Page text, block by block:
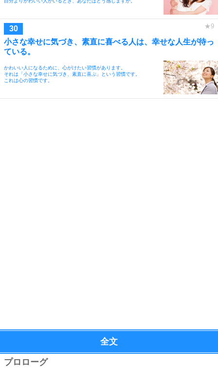
小さな幸せに気づき、素直に喜べる人は、幸せな人生が待っ
ている。
かわいい人になるために、心がけたい習慣があります。
それは「小さな幸せに気づき、素直に喜ぶ」という習慣です。
これは心の習慣です。
全文
プロローグ